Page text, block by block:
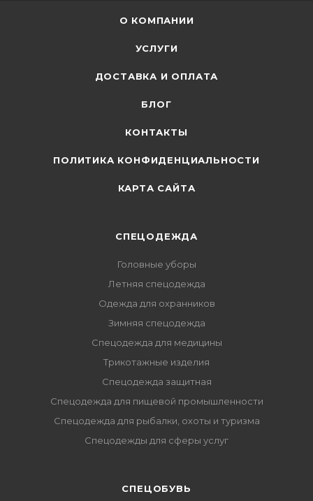
О КОМПАНИИ
УСЛУГИ
ДОСТАВКА И ОПЛАТА
БЛОГ
КОНТАКТЫ
ПОЛИТИКА КОНФИДЕНЦИАЛЬНОСТИ
КАРТА САЙТА
СПЕЦОДЕЖДА
Головные уборы
Летняя спецодежда
Одежда для охранников
Зимняя спецодежда
Спецодежда для медицины
Трикотажные изделия
Спецодежда защитная
Спецодежда для пищевой промышленности
Спецодежда для рыбалки, охоты и туризма
Спецодежды для сферы услуг
CПЕЦОБУВЬ